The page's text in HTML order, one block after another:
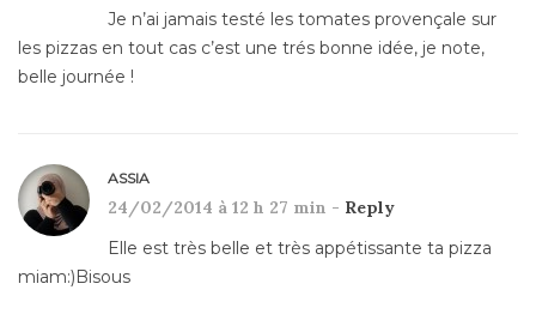
Je n’ai jamais testé les tomates provençale sur
les pizzas en tout cas c’est une trés bonne idée, je note,
belle journée !
ASSIA
24/02/2014 à 12 h 27 min - Reply
Elle est très belle et très appétissante ta pizza
miam:)Bisous